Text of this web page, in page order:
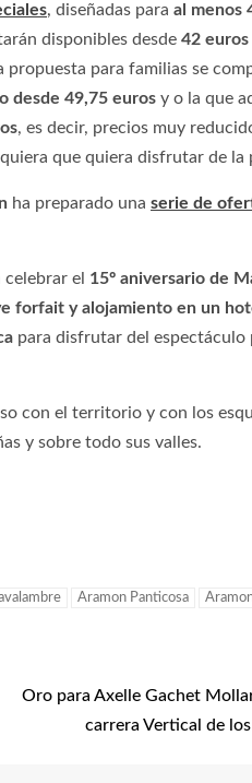
, diseñadas para al menos
disponibles desde 42 euros
propuesta para familias se
desde 49,75 euros y o la que
, es decir, precios muy
que quiera disfrutar de la
ha preparado una serie de
celebrar el 15º aniversario de
forfait y alojamiento en un
para disfrutar del espectáculo
con el territorio y con los
y sobre todo sus valles.
Aramon Panticosa
Oro para Axelle Gachet
carrera Vertical de